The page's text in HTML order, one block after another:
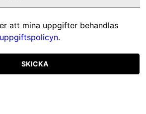
att mina uppgifter behandlas
.
SKICKA